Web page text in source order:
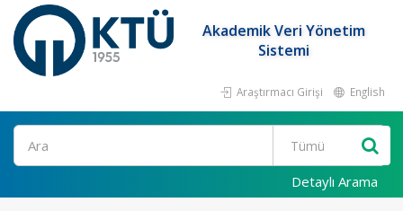
Akademik Veri Yönetim
Sistemi
Araştırmacı Girişi English
Ara
Detaylı Arama